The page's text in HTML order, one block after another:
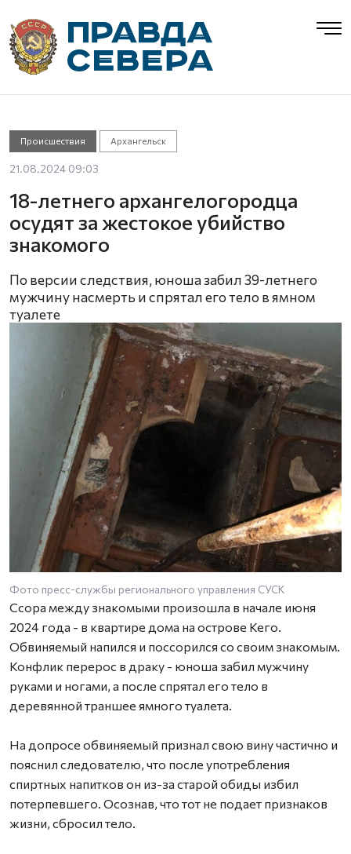
Происшествия Архангельск
21.08.2024 09:03
18-летнего архангелогородца
осудят за жестокое убийство
знакомого
По версии следствия, юноша забил 39-летнего
мужчину насмерть и спрятал его тело в ямном
туалете
Фото пресс-службы регионального управления СУСК
Ссора между знакомыми произошла в начале июня
2024 года - в квартире дома на острове Кего.
Обвиняемый напился и поссорился со своим знакомым.
Конфлик перерос в драку - юноша забил мужчину
руками и ногами, а после спрятал его тело в
деревянной траншее ямного туалета.
На допросе обвиняемый признал свою вину частично и
пояснил следователю, что после употребления
спиртных напитков он из-за старой обиды избил
потерпевшего. Осознав, что тот не подает признаков
жизни, сбросил тело.